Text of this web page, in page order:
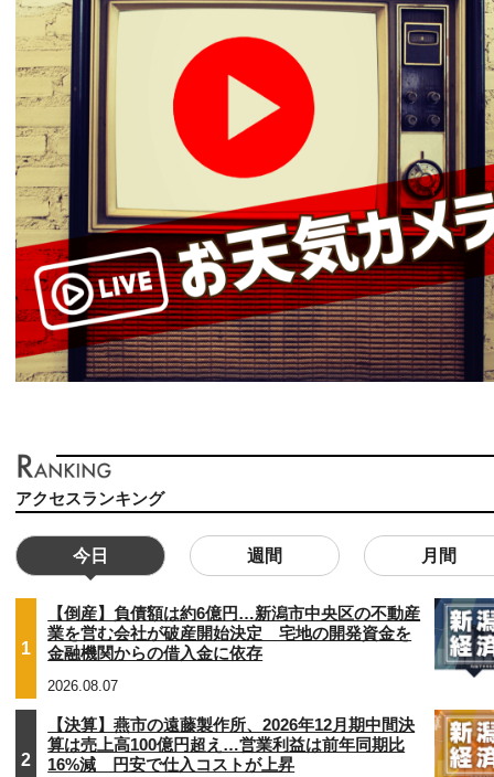
アクセスランキング
今日 週間 月間
1
【倒産】負債額は約6億円…新潟市中央区の不動産
業を営む会社が破産開始決定 宅地の開発資金を
金融機関からの借入金に依存
2026.08.07
2
【決算】燕市の遠藤製作所、2026年12月期中間決
算は売上高100億円超え…営業利益は前年同期比
16%減 円安で仕入コストが上昇